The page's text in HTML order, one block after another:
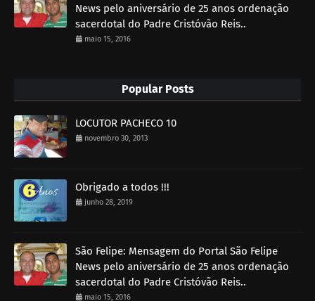
News pelo aniversário de 25 anos ordenação
sacerdotal do Padre Cristóvão Reis..
maio 15, 2016
Popular Posts
LOCUTOR PACHECO 10
novembro 30, 2013
Obrigado a todos !!!
junho 28, 2019
São Felipe: Mensagem do Portal São Felipe
News pelo aniversário de 25 anos ordenação
sacerdotal do Padre Cristóvão Reis..
maio 15, 2016